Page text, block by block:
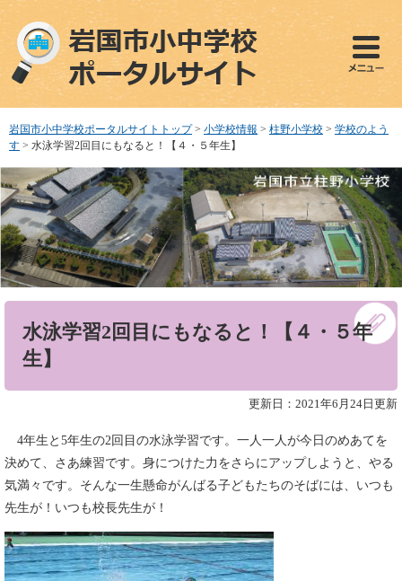
ペ
で
す
メ
ば
し
本
文
へ
岩国市小中学校ポータルサイトトップ > 小学校情報 > 柱野小学校 > 学校のよう
す > 水泳学習2回目にもなると！【４・５年生】
水泳学習2回目にもなると！【４・５年
生】
更新日：2021年6月24日更新
4年生と5年生の2回目の水泳学習です。一人一人が今日のめあてを
決めて、さあ練習です。身につけた力をさらにアップしようと、やる
気満々です。そんな一生懸命がんばる子どもたちのそばには、いつも
先生が！いつも校長先生が！